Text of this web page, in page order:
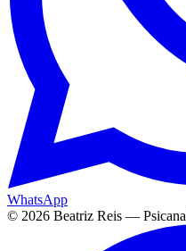
WhatsApp
© 2026 Beatriz Reis —